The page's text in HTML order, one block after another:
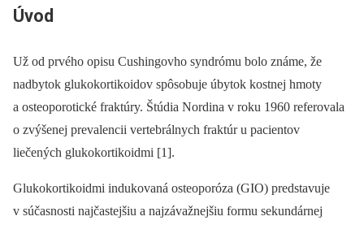
Úvod
Už od prvého opisu Cushingovho syndrómu bolo známe, že
nadbytok glukokortikoidov spôsobuje úbytok kostnej hmoty
a osteoporotické fraktúry. Štúdia Nordina v roku 1960 referovala
o zvýšenej prevalencii vertebrálnych fraktúr u pacientov
liečených glukokortikoidmi [1].
Glukokortikoidmi indukovaná osteoporóza (GIO) predstavuje
v súčasnosti najčastejšiu a najzávažnejšiu formu sekundárnej